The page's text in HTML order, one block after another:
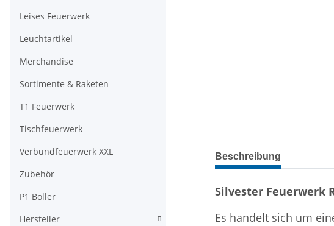
weitere Registerkarten
Beschreibung
Silvester Feuerwerk
Es handelt sich um
Leises Feuerwerk
Leuchtartikel
Merchandise
Sortimente & Raketen
T1 Feuerwerk
Tischfeuerwerk
Verbundfeuerwerk XXL
Zubehör
P1 Böller
Hersteller